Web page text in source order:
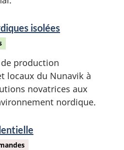
isolées
production
locaux du Nunavik à
novatrices aux
nordique.